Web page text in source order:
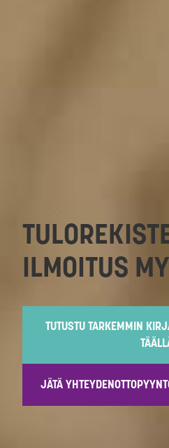
ILMOITUS
TUTUSTU TARKEMMIN
JÄTÄ